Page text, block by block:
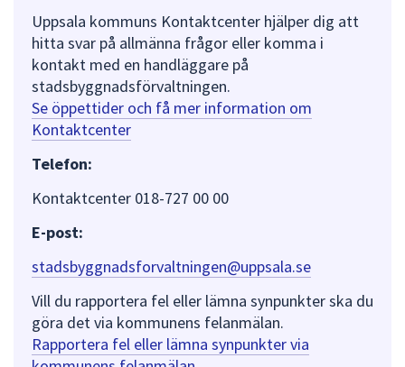
Uppsala kommuns Kontaktcenter hjälper dig att
hitta svar på allmänna frågor eller komma i
kontakt med en handläggare på
stadsbyggnadsförvaltningen.
Se öppettider och få mer information om
Kontaktcenter
Telefon:
Kontaktcenter 018-727 00 00
E-post:
stadsbyggnadsforvaltningen@uppsala.se
Vill du rapportera fel eller lämna synpunkter ska du
göra det via kommunens felanmälan.
Rapportera fel eller lämna synpunkter via